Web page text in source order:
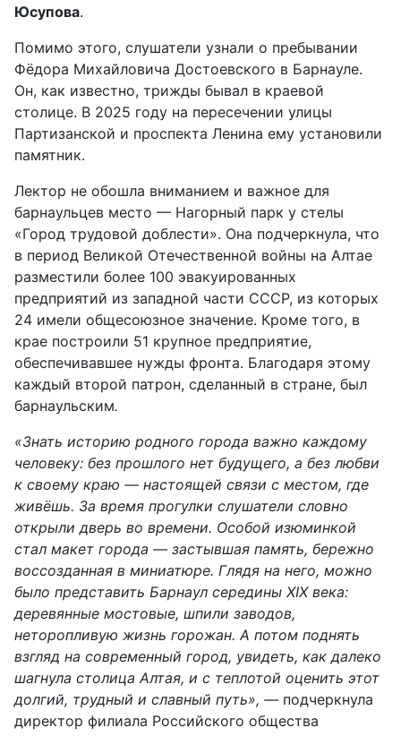
Юсупова.
Помимо этого, слушатели узнали о пребывании
Фёдора Михайловича Достоевского в Барнауле.
Он, как известно, трижды бывал в краевой
столице. В 2025 году на пересечении улицы
Партизанской и проспекта Ленина ему установили
памятник.
Лектор не обошла вниманием и важное для
барнаульцев место — Нагорный парк у стелы
«Город трудовой доблести». Она подчеркнула, что
в период Великой Отечественной войны на Алтае
разместили более 100 эвакуированных
предприятий из западной части СССР, из которых
24 имели общесоюзное значение. Кроме того, в
крае построили 51 крупное предприятие,
обеспечивавшее нужды фронта. Благодаря этому
каждый второй патрон, сделанный в стране, был
барнаульским.
«Знать историю родного города важно каждому
человеку: без прошлого нет будущего, а без любви
к своему краю — настоящей связи с местом, где
живёшь. За время прогулки слушатели словно
открыли дверь во времени. Особой изюминкой
стал макет города — застывшая память, бережно
воссозданная в миниатюре. Глядя на него, можно
было представить Барнаул середины XIX века:
деревянные мостовые, шпили заводов,
неторопливую жизнь горожан. А потом поднять
взгляд на современный город, увидеть, как далеко
шагнула столица Алтая, и с теплотой оценить этот
долгий, трудный и славный путь», — подчеркнула
директор филиала Российского общества